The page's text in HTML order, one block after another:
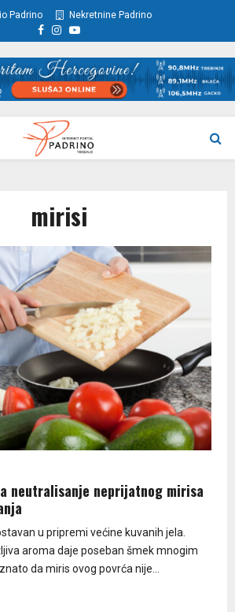
Padrino Nekretnine Padrino
Facebook
Instagram
Youtube
mirisi
neutralisanje neprijatnog mirisa
u pripremi većine kuvanih jela.
aroma daje poseban šmek mnogim
da miris ovog povrća nije...